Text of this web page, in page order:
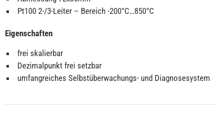
Pt100 2-/3-Leiter – Bereich -200°C…850°C
Eigenschaften
frei skalierbar
Dezimalpunkt frei setzbar
umfangreiches Selbstüberwachungs- und Diagnosesystem